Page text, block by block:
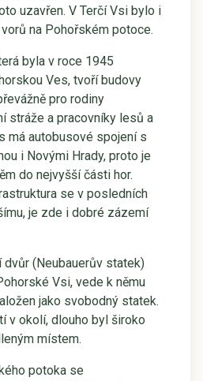
uzavřen. V Terčí Vsi bylo i
na Pohořském potoce.
byla v roce 1945
Ves, tvoří budovy
pro rodiny
stráže a pracovníky lesů a
má autobusové spojení s
i Novými Hrady, proto je
do nejvyšší části hor.
se v posledních
je zde i dobré zázemí
dvůr (Neubauerův statek)
Vsi, vede k němu
jako svobodný statek.
v okolí, dlouho byl široko
místem.
potoka se